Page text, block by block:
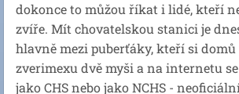
dokonce to můžou říkat i lidé, kteří
zvíře. Mít chovatelskou stanici je
hlavně mezi puberťáky, kteří si domů
zverimexu dvě myši a na internetu
jako CHS nebo jako NCHS -